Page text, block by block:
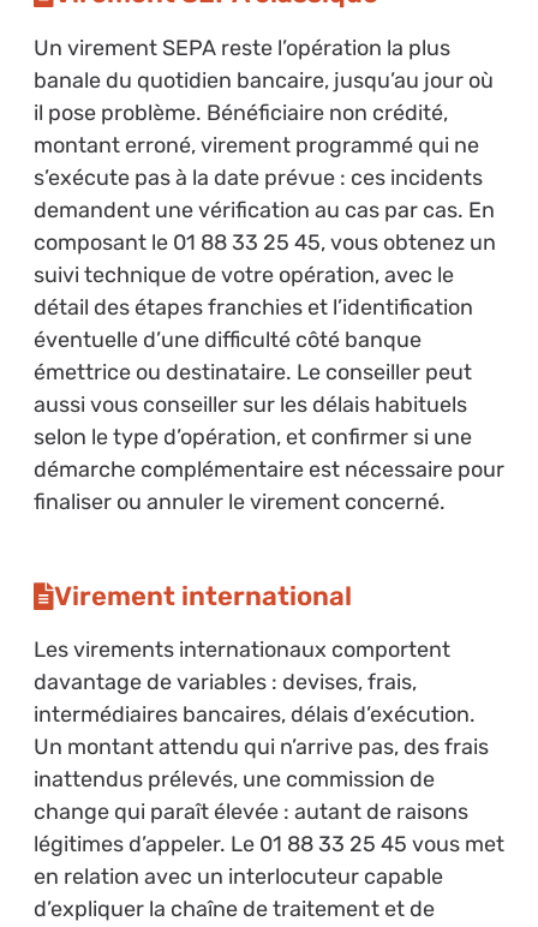
Un virement SEPA reste l’opération la plus
banale du quotidien bancaire, jusqu’au jour où
il pose problème. Bénéficiaire non crédité,
montant erroné, virement programmé qui ne
s’exécute pas à la date prévue : ces incidents
demandent une vérification au cas par cas. En
composant le 01 88 33 25 45, vous obtenez un
suivi technique de votre opération, avec le
détail des étapes franchies et l’identification
éventuelle d’une difficulté côté banque
émettrice ou destinataire. Le conseiller peut
aussi vous conseiller sur les délais habituels
selon le type d’opération, et confirmer si une
démarche complémentaire est nécessaire pour
finaliser ou annuler le virement concerné.
Virement international
Les virements internationaux comportent
davantage de variables : devises, frais,
intermédiaires bancaires, délais d’exécution.
Un montant attendu qui n’arrive pas, des frais
inattendus prélevés, une commission de
change qui paraît élevée : autant de raisons
légitimes d’appeler. Le 01 88 33 25 45 vous met
en relation avec un interlocuteur capable
d’expliquer la chaîne de traitement et de